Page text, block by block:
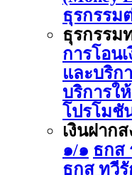
ธุรกรรม
ธุรกรรม
การโอน
และบริก
บริการใ
โปรโมชั
เงินฝาก
๑/๑ ธกส
ธกส ทวีรั